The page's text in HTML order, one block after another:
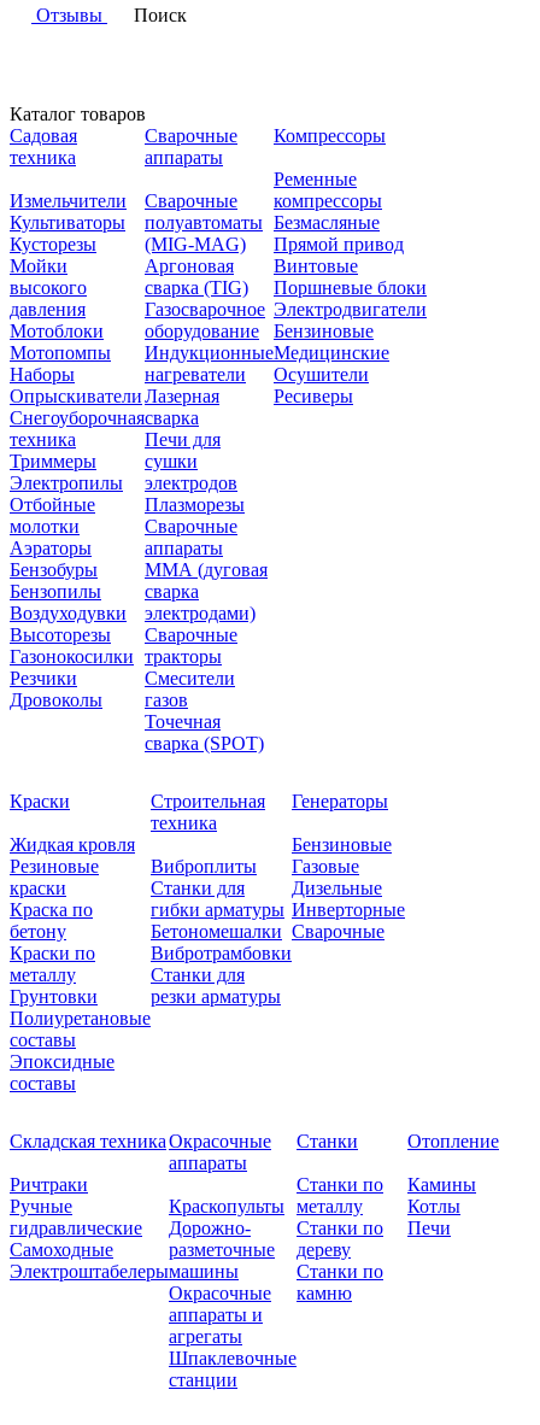
Отзывы
Поиск
Каталог товаров
Садовая
техника
Измельчители
Культиваторы
Кусторезы
Мойки
высокого
давления
Мотоблоки
Мотопомпы
Наборы
Опрыскиватели
Снегоуборочная
техника
Триммеры
Электропилы
Отбойные
молотки
Аэраторы
Бензобуры
Бензопилы
Воздуходувки
Высоторезы
Газонокосилки
Резчики
Дровоколы
Сварочные
аппараты
Сварочные
полуавтоматы
(MIG-MAG)
Аргоновая
сварка (TIG)
Газосварочное
оборудование
Индукционные
нагреватели
Лазерная
сварка
Печи для
сушки
электродов
Плазморезы
Сварочные
аппараты
ММА (дуговая
сварка
электродами)
Сварочные
тракторы
Смесители
газов
Точечная
сварка (SPOT)
Компрессоры
Ременные
компрессоры
Безмасляные
Прямой привод
Винтовые
Поршневые блоки
Электродвигатели
Бензиновые
Медицинские
Осушители
Ресиверы
Краски
Жидкая кровля
Резиновые
краски
Краска по
бетону
Краски по
металлу
Грунтовки
Полиуретановые
составы
Эпоксидные
составы
Строительная
техника
Виброплиты
Станки для
гибки арматуры
Бетономешалки
Вибротрамбовки
Станки для
резки арматуры
Генераторы
Бензиновые
Газовые
Дизельные
Инверторные
Сварочные
Складская техника
Ричтраки
Ручные
гидравлические
Самоходные
Электроштабелеры
Окрасочные
аппараты
Краскопульты
Дорожно-
разметочные
машины
Окрасочные
аппараты и
агрегаты
Шпаклевочные
станции
Станки
Станки по
металлу
Станки по
дереву
Станки по
камню
Отопление
Камины
Котлы
Печи